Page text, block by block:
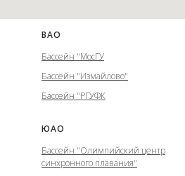
ВАО
Бассейн "МосГУ
Бассейн "Измайлово"
Бассейн "РГУФК
ЮАО
Бассейн "Олимпийский центр
синхронного плавания"